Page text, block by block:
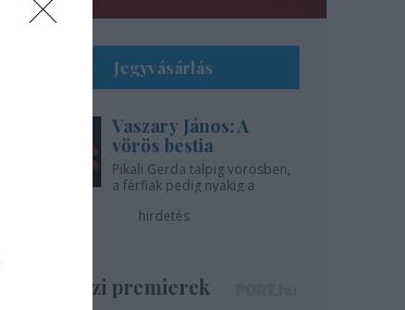
Jegyvásárlás
Vaszary János: A
vörös bestia
Pikali Gerda talpig vörösben,
a férfiak pedig nyakig a
hirdetés
Színházi premierek